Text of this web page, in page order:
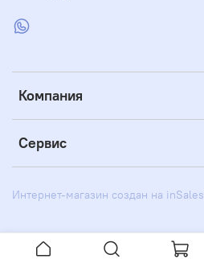
Компания
Сервис
Интернет-магазин создан на inSales